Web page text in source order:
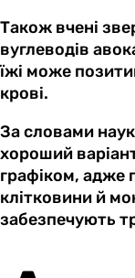
Також вчені
вуглеводів
їжі може
крові.
За словами
хороший
графіком, адже
клітковини й
забезпечують